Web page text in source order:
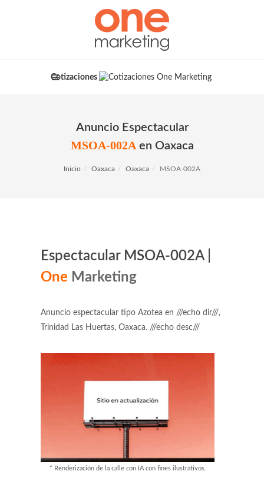
Cotizaciones
Anuncio Espectacular
MSOA-002Aen Oaxaca
Inicio Oaxaca Oaxaca MSOA-002A
Espectacular MSOA-002A |
One Marketing
Anuncio espectacular tipo Azotea en ///echo dir///,
Trinidad Las Huertas, Oaxaca. ///echo desc///
* Renderización de la calle con IA con fines ilustrativos.